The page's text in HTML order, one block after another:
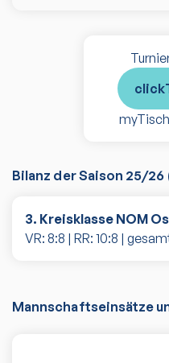
Bilanz der Saison 25/26
3. Kreisklasse NOM
VR: 8:8 | RR: 10:8 |
Mannschaftseinsätze